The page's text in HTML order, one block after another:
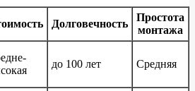
Долговечность
Простота
монтажа
до 100 лет Средняя